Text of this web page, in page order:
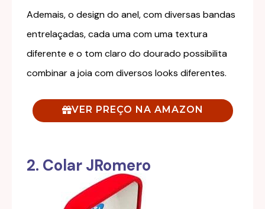
Ademais, o design do anel, com diversas bandas
entrelaçadas, cada uma com uma textura
diferente e o tom claro do dourado possibilita
combinar a joia com diversos looks diferentes.
VER PREÇO NA AMAZON
2. Colar JRomero